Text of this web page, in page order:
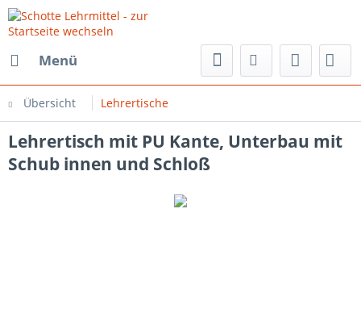
Menü
Übersicht Lehrertische
Lehrertisch mit PU Kante, Unterbau mit
Schub innen und Schloß